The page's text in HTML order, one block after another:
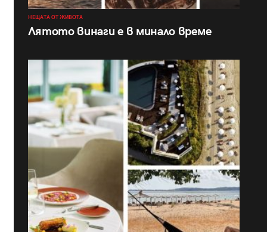
НЕЩАТА ОТ ЖИВОТА
Лятото винаги е в минало време